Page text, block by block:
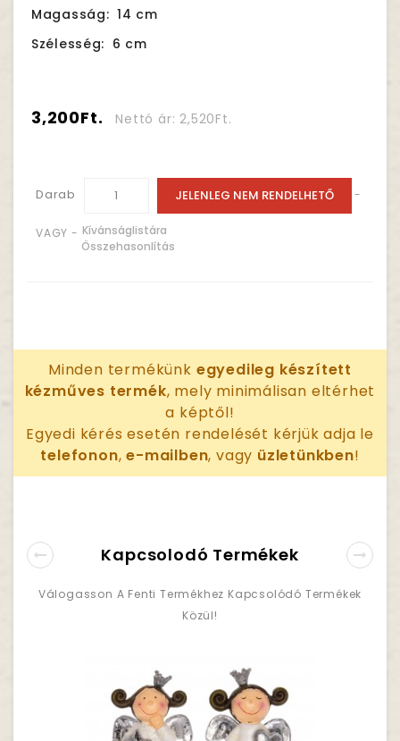
Magasság: 14 cm
Szélesség: 6 cm
3,200Ft. Nettó ár: 2,520Ft.
Darab JELENLEG NEM RENDELHETŐ -
VAGY - Kívánságlistára
Összehasonlítás
Minden termékünk egyedileg készített
kézműves termék, mely minimálisan eltérhet
a képtől!
Egyedi kérés esetén rendelését kérjük adja le
telefonon,e-mailben, vagy üzletünkben!
Kapcsolodó Termékek
Válogasson A Fenti Termékhez Kapcsolódó Termékek
Közül!